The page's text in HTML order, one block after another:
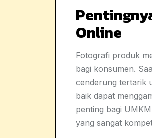
Online
Fotografi produk
bagi konsumen.
cenderung tertarik
baik dapat
penting bagi
yang sangat